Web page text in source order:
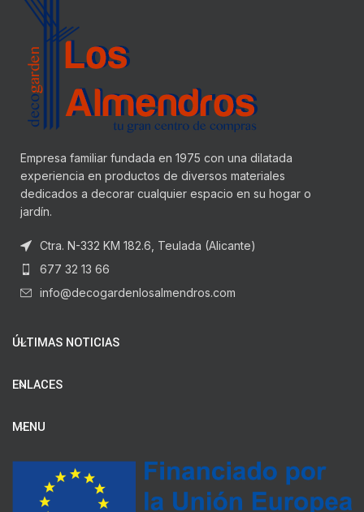
Empresa familiar fundada en 1975 con una dilatada
experiencia en productos de diversos materiales
dedicados a decorar cualquier espacio en su hogar o
jardín.
Ctra. N-332 KM 182.6, Teulada (Alicante)
677 32 13 66
info@decogardenlosalmendros.com
ÚLTIMAS NOTICIAS
ENLACES
MENU